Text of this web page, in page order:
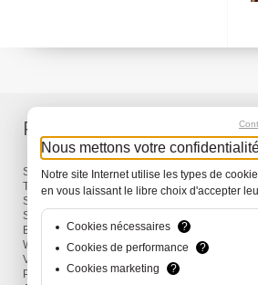
Produits
Sacs à dos et Sacs
Travel
Snow
Surf
Bike
Wind
Vêtements et Accessoires
Promotions
Nous mettons votre
Notre site Internet utilise les types de
en vous laissant le libre choix d'accepter
Cookies nécessaires
?
Cookies de performance
?
Cookies marketing
?